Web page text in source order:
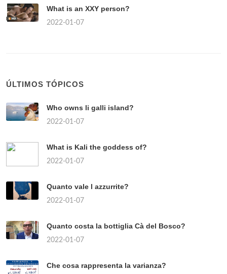
What is an XXY person?
2022-01-07
ÚLTIMOS TÓPICOS
Who owns li galli island?
2022-01-07
What is Kali the goddess of?
2022-01-07
Quanto vale l azzurrite?
2022-01-07
Quanto costa la bottiglia Cà del Bosco?
2022-01-07
Che cosa rappresenta la varianza?